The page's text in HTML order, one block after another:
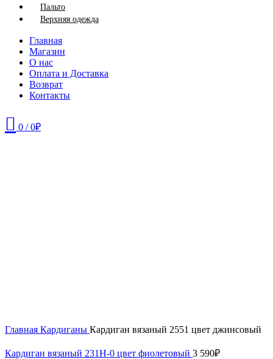
Пальто
Верхняя одежда
Главная
Магазин
О нас
Оплата и Доставка
Возврат
Контакты
0 / 0₽
Главная Кардиганы Кардиган вязаный 2551 цвет джинсовый
Кардиган вязаный 231Н-0 цвет фиолетовый 3 590₽